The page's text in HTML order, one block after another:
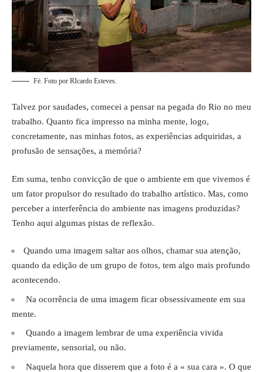
Fé. Foto por RIcardo Esteves.
Talvez por saudades, comecei a pensar na pegada do Rio no meu
trabalho. Quanto fica impresso na minha mente, logo,
concretamente, nas minhas fotos, as experiências adquiridas, a
profusão de sensações, a memória?
Em suma, tenho convicção de que o ambiente em que vivemos é
um fator propulsor do resultado do trabalho artístico. Mas, como
perceber a interferência do ambiente nas imagens produzidas?
Tenho aqui algumas pistas de reflexão.
Quando uma imagem saltar aos olhos, chamar sua atenção,
quando da edição de um grupo de fotos, tem algo mais profundo
acontecendo.
Na ocorrência de uma imagem ficar obsessivamente em sua
mente.
Quando a imagem lembrar de uma experiência vivida
previamente, sensorial, ou não.
Naquela hora que disserem que a foto é a « sua cara ». O que